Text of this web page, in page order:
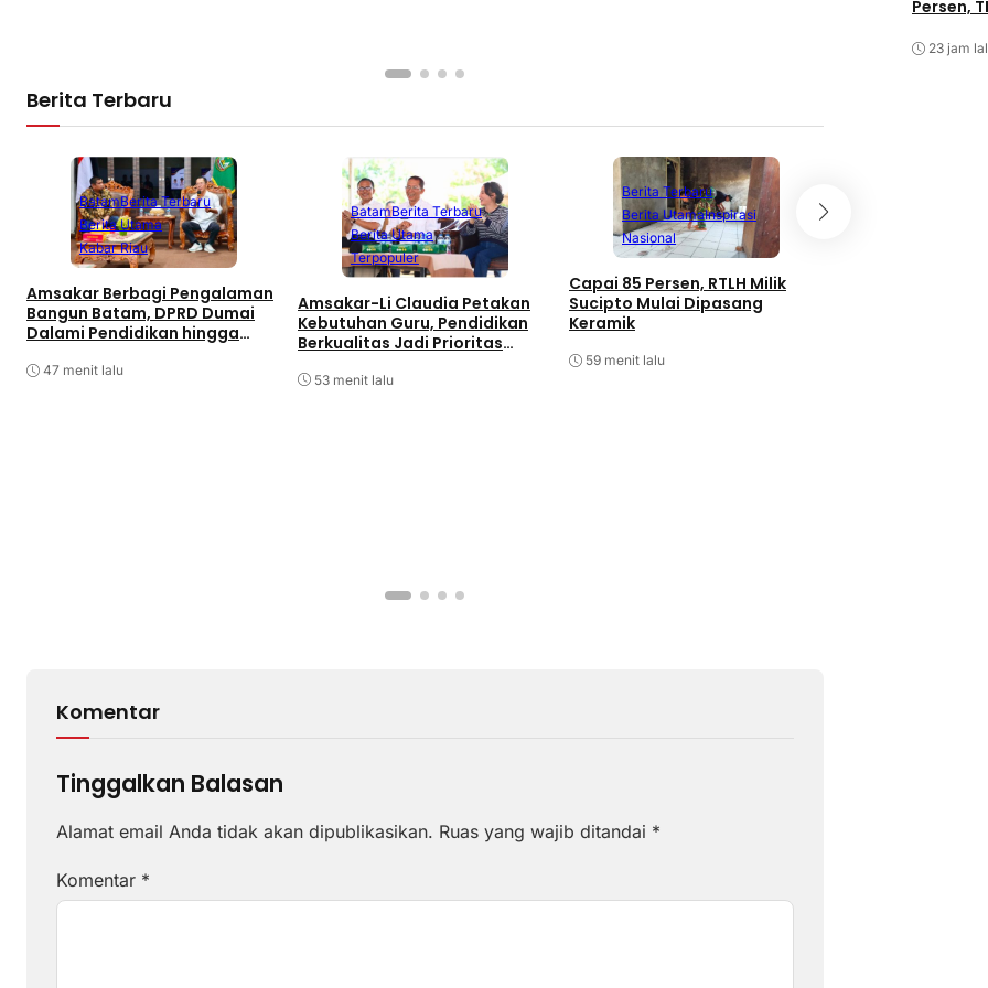
Berita Terbaru
BatamBerita Terbaru
Berita Utama
Kabar Riau
Amsakar Berbagi Pengalaman
Bangun Batam, DPRD Dumai
Dalami Pendidikan hingga
47 menit lalu
BatamBerita Terbaru
Berita Utama
Terpopuler
Amsakar-Li Claudia Petakan
Kebutuhan Guru, Pendidikan
Berkualitas Jadi Prioritas
53 menit lalu
Berita Terbaru
Berita UtamaInspirasi
Nasional
Capai 85 Persen, RTLH Milik
Sucipto Mulai Dipasang
Keramik
59 menit lalu
Komentar
Tinggalkan Balasan
Alamat email Anda tidak akan dipublikasikan. Ruas yang wajib ditandai *
Komentar *
Persen,
23 jam